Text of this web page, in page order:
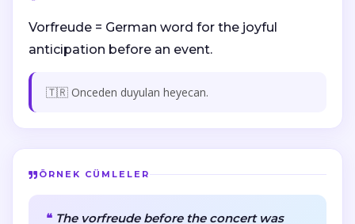
Vorfreude = German word for the joyful
anticipation before an event.
🇹🇷 Onceden duyulan heyecan.
ÖRNEK CÜMLELER
The vorfreude before the concert was